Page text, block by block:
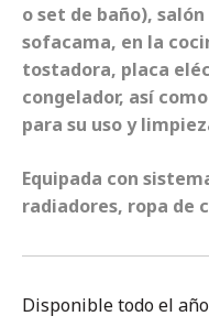
o set de baño),
sofacama, en la
tostadora, placa
congelador, así
para su uso y
Equipada con
radiadores, ropa de
Disponible todo el año